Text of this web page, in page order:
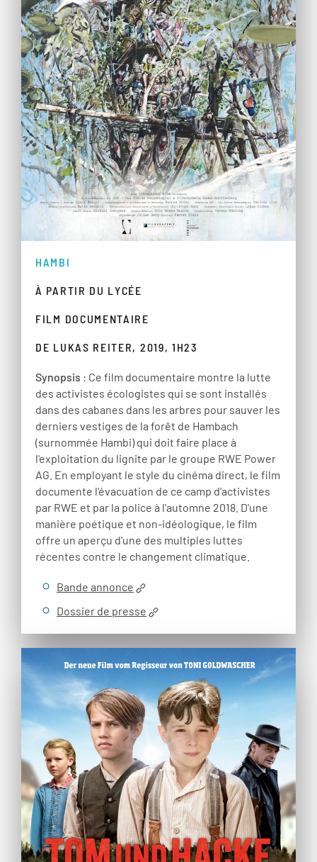
HAMBI
À PARTIR DU LYCÉE
FILM DOCUMENTAIRE
DE LUKAS REITER, 2019, 1H23
Synopsis : Ce film documentaire montre la lutte
des activistes écologistes qui se sont installés
dans des cabanes dans les arbres pour sauver les
derniers vestiges de la forêt de Hambach
(surnommée Hambi) qui doit faire place à
l'exploitation du lignite par le groupe RWE Power
AG. En employant le style du cinéma direct, le film
documente l'évacuation de ce camp d'activistes
par RWE et par la police à l'automne 2018. D'une
manière poétique et non-idéologique, le film
offre un aperçu d'une des multiples luttes
récentes contre le changement climatique.
Bande annonce
Dossier de presse